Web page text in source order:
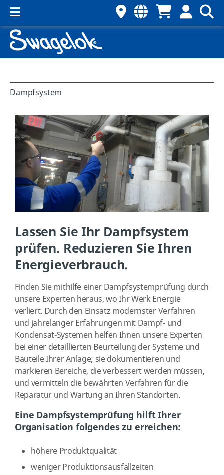
Dampfsystem
Lassen Sie Ihr Dampfsystem
prüfen. Reduzieren Sie Ihren
Energieverbrauch.
Finden Sie mithilfe einer Dampfsystemprüfung durch
unsere Experten heraus, wo Ihr Werk Energie
verliert. Durch den Einsatz modernster Verfahren
und jahrelanger Erfahrungen mit Dampf- und
Kondensat-Systemen helfen Ihnen unsere Experten
bei einer detaillierten Beurteilung der Systeme und
Bauteile Ihrer Anlage; sie dokumentieren und
markieren Bereiche, die verbessert werden müssen,
und vermitteln die bewährten Verfahren für die
Reparatur und Wartung an Ihren Standorten.
Eine Dampfsystemprüfung hilft Ihrer
Organisation folgendes zu erreichen:
höhere Produktqualität
weniger Produktionsausfallzeiten